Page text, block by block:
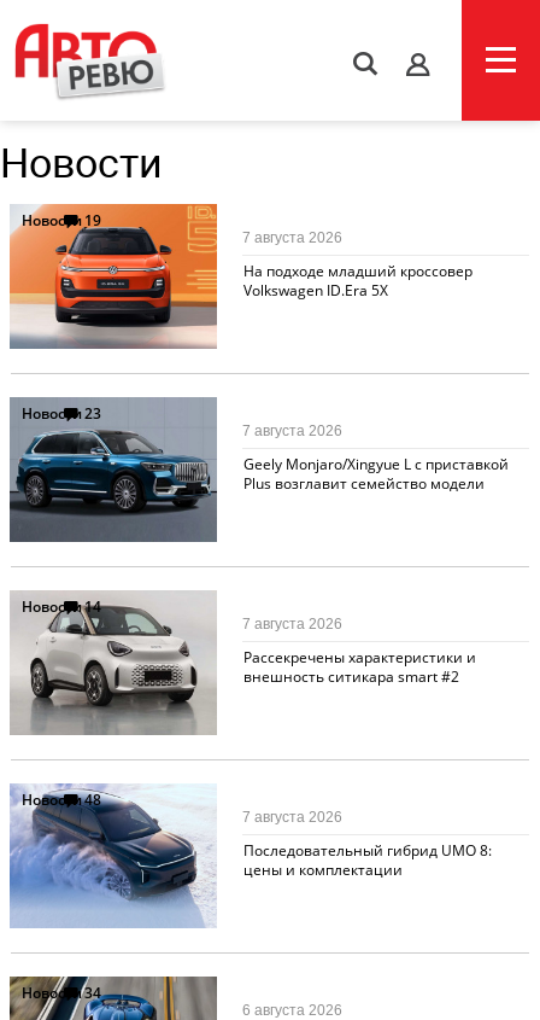
s
Новости
Новости19
На подходе младший кроссовер
Volkswagen ID.Era 5X
7 августа 2026
Новости23
Geely Monjaro/Xingyue L с приставкой
Plus возглавит семейство модели
7 августа 2026
Новости14
Рассекречены характеристики и
внешность ситикара smart #2
7 августа 2026
Новости48
Последовательный гибрид UMO 8:
цены и комплектации
7 августа 2026
Новости34
6 августа 2026